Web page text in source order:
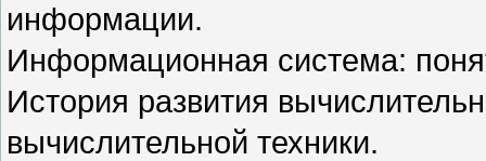
информации.
Информационная система:
История развития
вычислительной техники.